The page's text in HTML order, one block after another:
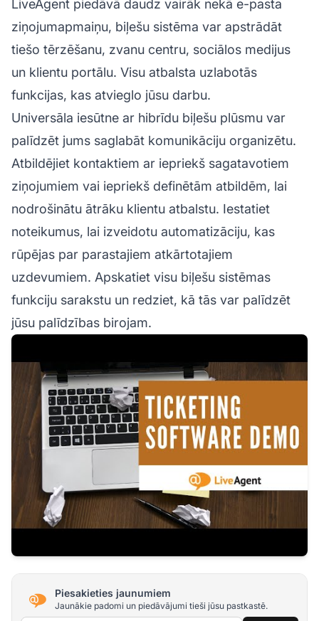
LiveAgent piedāvā daudz vairāk nekā e-pasta
ziņojumapmaiņu, biļešu sistēma var apstrādāt
tiešo tērzēšanu, zvanu centru, sociālos medijus
un klientu portālu. Visu atbalsta uzlabotās
funkcijas, kas atvieglo jūsu darbu.
Universāla iesūtne ar hibrīdu biļešu plūsmu var
palīdzēt jums saglabāt komunikāciju organizētu.
Atbildējiet kontaktiem ar iepriekš sagatavotiem
ziņojumiem vai iepriekš definētām atbildēm, lai
nodrošinātu ātrāku klientu atbalstu. Iestatiet
noteikumus, lai izveidotu automatizāciju, kas
rūpējas par parastajiem atkārtotajiem
uzdevumiem. Apskatiet visu biļešu sistēmas
funkciju sarakstu un redziet, kā tās var palīdzēt
jūsu palīdzības birojam.
Piesakieties jaunumiem
Jaunākie padomi un piedāvājumi tieši jūsu pastkastē.